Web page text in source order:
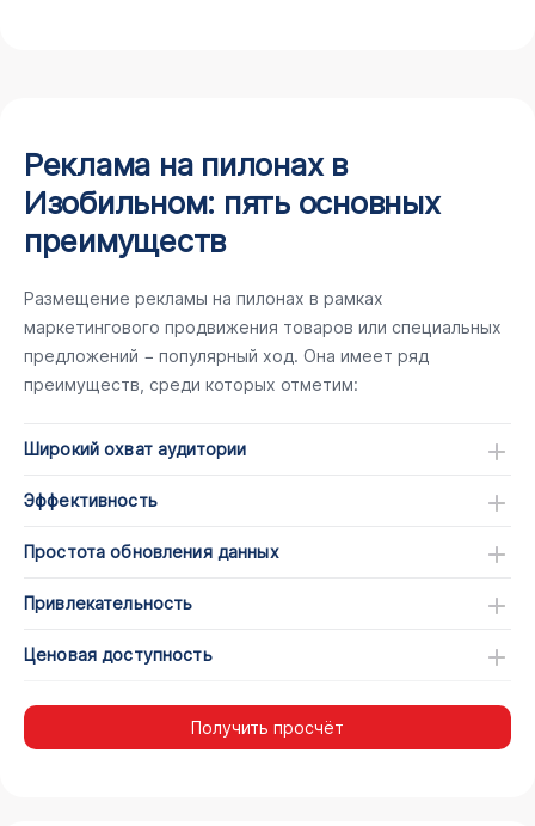
Реклама на пилонах в
Изобильном: пять основных
преимуществ
Размещение рекламы на пилонах в рамках
маркетингового продвижения товаров или специальных
предложений − популярный ход. Она имеет ряд
преимуществ, среди которых отметим:
Широкий охват аудитории
Эффективность
Простота обновления данных
Привлекательность
Ценовая доступность
Получить просчёт